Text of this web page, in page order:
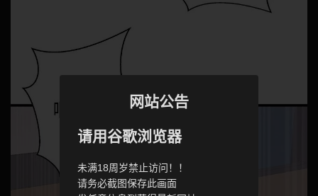
网站公告
请用谷歌浏览器
未满18周岁禁止访问！！
请务必截图保存此画面